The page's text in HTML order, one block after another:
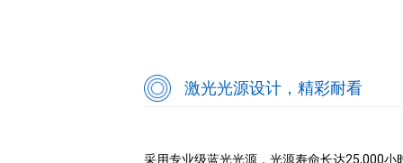
激光光源设计，精彩耐看
采用专业级蓝光光源，光源寿命长达25,000